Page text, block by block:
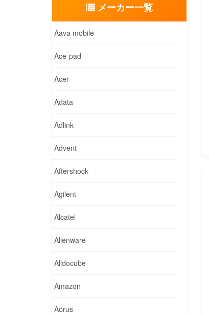
メーカー一覧
Aava mobile
Ace-pad
Acer
Adata
Adlink
Advent
Aftershock
Agilent
Alcatel
Alienware
Alldocube
Amazon
Aorus